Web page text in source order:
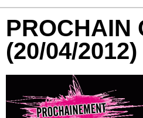
PROCHAIN
(20/04/2012)